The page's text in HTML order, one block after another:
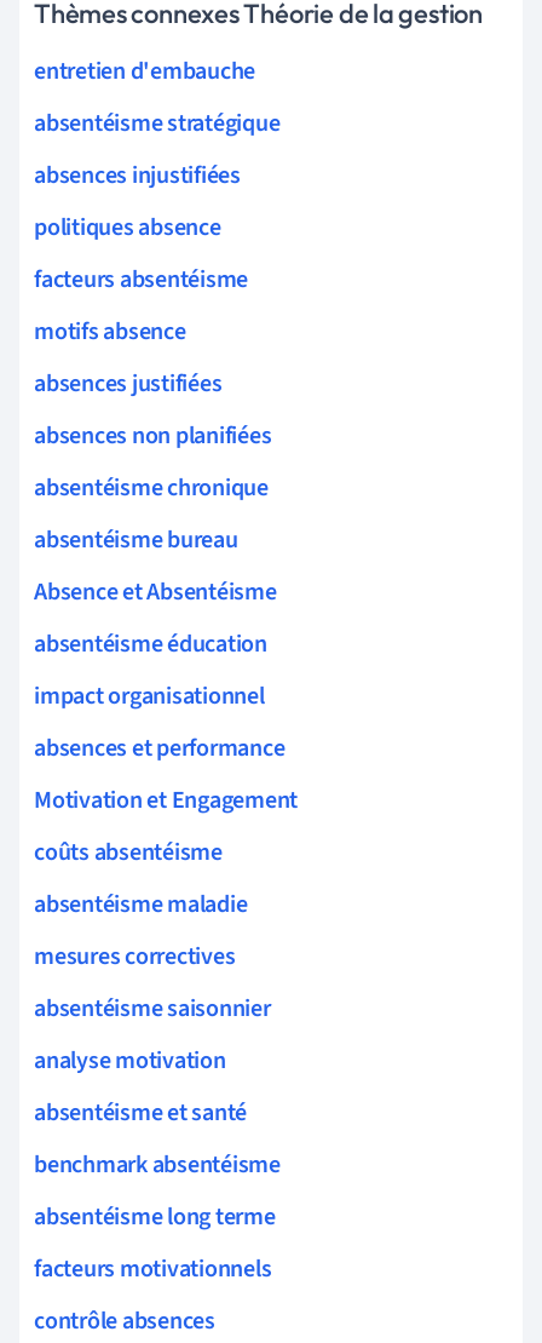
Thèmes connexes Théorie de la gestion
entretien d'embauche
absentéisme stratégique
absences injustifiées
politiques absence
facteurs absentéisme
motifs absence
absences justifiées
absences non planifiées
absentéisme chronique
absentéisme bureau
Absence et Absentéisme
absentéisme éducation
impact organisationnel
absences et performance
Motivation et Engagement
coûts absentéisme
absentéisme maladie
mesures correctives
absentéisme saisonnier
analyse motivation
absentéisme et santé
benchmark absentéisme
absentéisme long terme
facteurs motivationnels
contrôle absences